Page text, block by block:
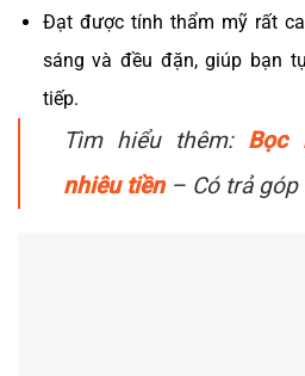
Đạt được tính thẩm mỹ rất
sáng và đều đặn, giúp bạn
tiếp.
Tìm hiểu thêm: Bọc
nhiêu tiền– Có trả góp